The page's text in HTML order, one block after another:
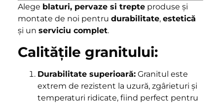
Alege blaturi, pervaze si trepteproduse și
montate de noi pentru durabilitate, estetică
și un serviciu complet.
Calitățile granitului:
Durabilitate superioară:Granitul este
extrem de rezistent la uzură, zgârieturi și
temperaturi ridicate, fiind perfect pentru